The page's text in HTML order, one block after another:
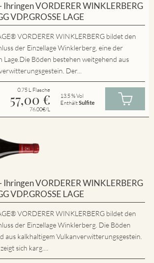
VORDERER WINKLERBERG
VDP.GROSSE LAGE
VORDERER WINKLERBERG bildet den
der Einzellage Winklerberg, eine der
Lage.Die Böden bestehen weitgehend aus
Der...
0.75 L Flasche
57,00 €
76.00€/L
13.5 % Vol
EnthältSulfite
VORDERER WINKLERBERG
VDP.GROSSE LAGE
VORDERER WINKLERBERG bildet den
der Einzellage Winklerberg. Die Böden
aus kalkhaltigem Vulkanverwitterungsgestein.
sich karg....